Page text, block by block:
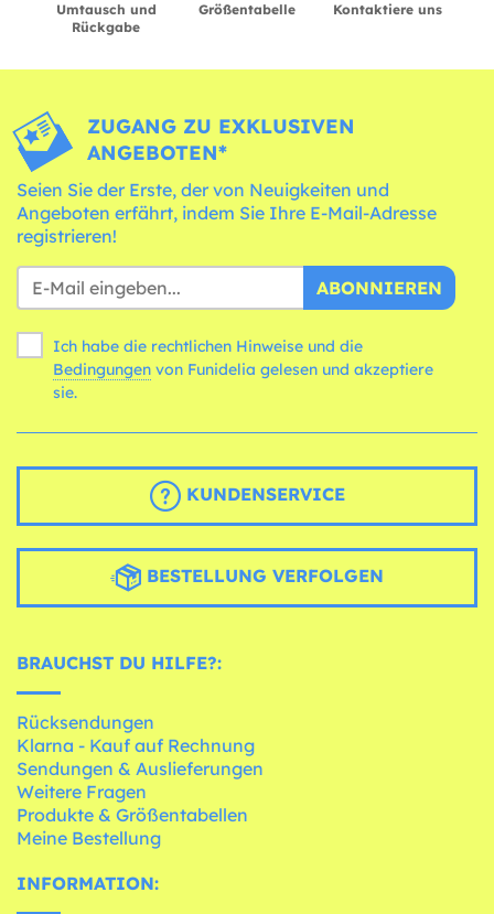
Umtausch und
Rückgabe
Größentabelle Kontaktiere uns
ZUGANG ZU EXKLUSIVEN
ANGEBOTEN*
Seien Sie der Erste, der von Neuigkeiten und
Angeboten erfährt, indem Sie Ihre E-Mail-Adresse
registrieren!
ABONNIEREN
Ich habe die rechtlichen Hinweise und die
Bedingungen
sie.
KUNDENSERVICE
BESTELLUNG VERFOLGEN
BRAUCHST DU HILFE?:
Rücksendungen
Klarna - Kauf auf Rechnung
Sendungen & Auslieferungen
Weitere Fragen
Produkte & Größentabellen
Meine Bestellung
INFORMATION: